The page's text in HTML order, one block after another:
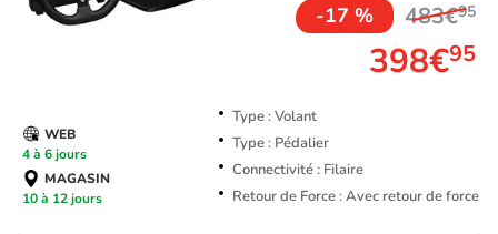
-17 % 483€95
398€95
Type : Volant
Type : Pédalier
Connectivité : Filaire
Retour de Force : Avec retour de force
WEB
4 à 6 jours
MAGASIN
10 à 12 jours